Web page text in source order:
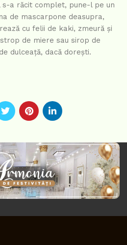
s-a răcit complet, pune-l pe un
de mascarpone deasupra,
cu felii de kaki, zmeură și
de miere sau sirop de
dulceață, dacă dorești.